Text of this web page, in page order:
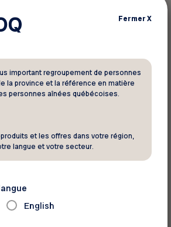
terre : liberté et
la route et d’explorer
sont infinies pour
image, flexibles et
à votre rythme, en toute
cette offre
des séjours uniques en pleine
Québec : partez à l’aventure
compagnon |
FermerX
important regroupement de personnes
la province et la référence en matière
personnes aînées québécoises.
et les offres dans votre région,
langue et votre secteur.
English